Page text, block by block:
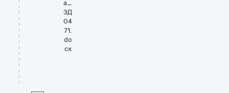
а_
ЗД
О4
71.
do
cx